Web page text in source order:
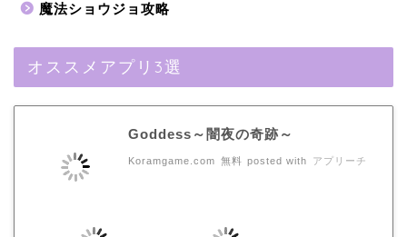
魔法ショウジョ攻略
オススメアプリ3選
Goddess～闇夜の奇跡～
Koramgame.com 無料 posted with アプリーチ